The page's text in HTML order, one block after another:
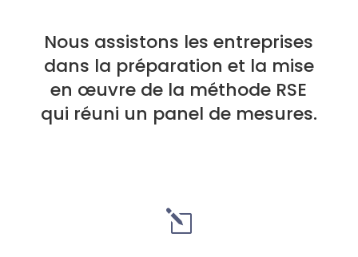
Nous assistons les entreprises
dans la préparation et la mise
en œuvre de la méthode RSE
qui réuni un panel de mesures.
l